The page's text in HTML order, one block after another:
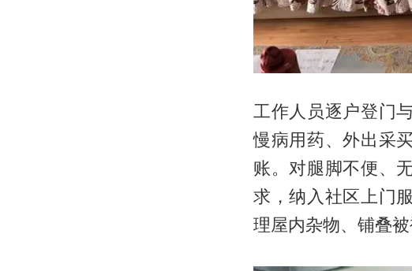
工作人员逐户登门
慢病用药、外出采
账。对腿脚不便、
求，纳入社区上门
理屋内杂物、铺叠